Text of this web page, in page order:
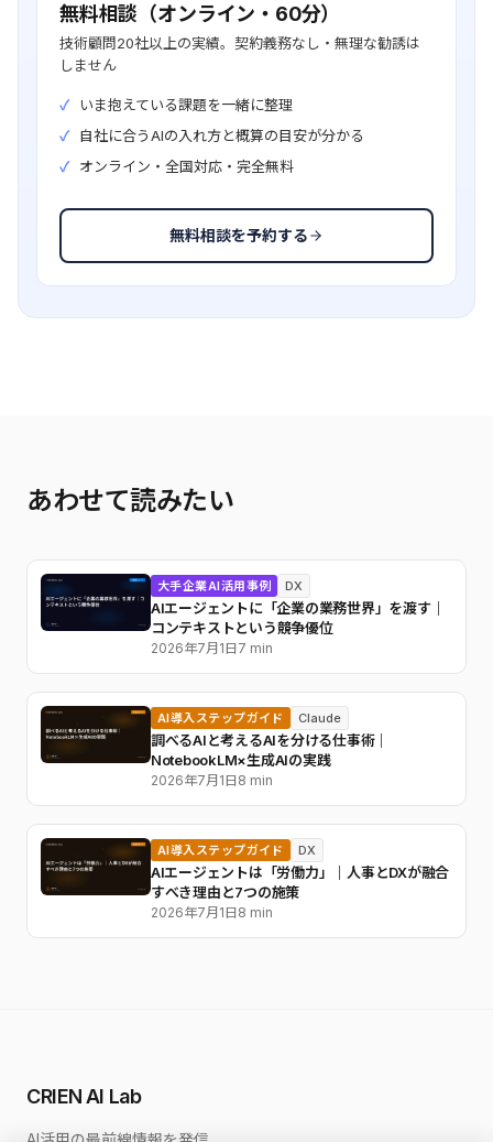
無料相談（オンライン・60分）
技術顧問20社以上の実績。契約義務なし・無理な勧誘は
しません
いま抱えている課題を一緒に整理
自社に合うAIの入れ方と概算の目安が分かる
オンライン・全国対応・完全無料
無料相談を予約する
あわせて読みたい
大手企業AI活用事例 DX
AIエージェントに「企業の業務世界」を渡す｜
コンテキストという競争優位
2026年7月1日7 min
AI導入ステップガイド Claude
調べるAIと考えるAIを分ける仕事術｜
NotebookLM×生成AIの実践
2026年7月1日8 min
AI導入ステップガイド DX
AIエージェントは「労働力」｜人事とDXが融合
すべき理由と7つの施策
2026年7月1日8 min
CRIEN AI Lab